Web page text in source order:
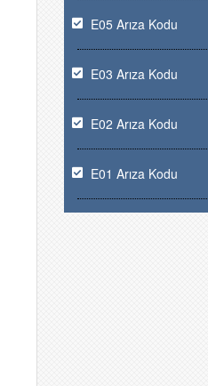
E05 Arıza Kodu
E03 Arıza Kodu
E02 Arıza Kodu
E01 Arıza Kodu